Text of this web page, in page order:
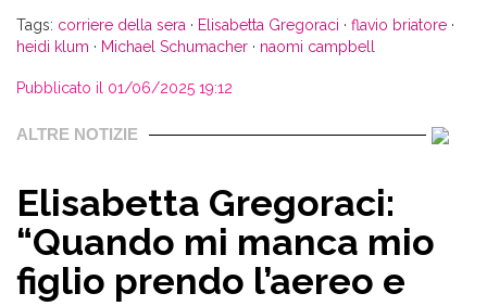
Tags: corriere della sera · Elisabetta Gregoraci · flavio briatore ·
heidi klum · Michael Schumacher · naomi campbell
Pubblicato il 01/06/2025 19:12
ALTRE NOTIZIE
Elisabetta Gregoraci:
“Quando mi manca mio
figlio prendo l’aereo e